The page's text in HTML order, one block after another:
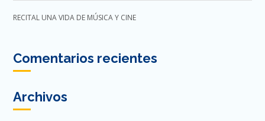
RECITAL UNA VIDA DE MÚSICA Y CINE
Comentarios recientes
Archivos